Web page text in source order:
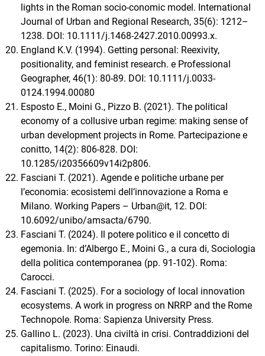
lights in the Roman socio-conomic model. International
Journal of Urban and Regional Research, 35(6): 1212–
1238. DOI: 10.1111/j.1468-2427.2010.00993.x.
England K.V. (1994). Getting personal: Reexivity,
positionality, and feminist research. e Professional
Geographer, 46(1): 80-89. DOI: 10.1111/j.0033-
0124.1994.00080
Esposto E., Moini G., Pizzo B. (2021). The political
economy of a collusive urban regime: making sense of
urban development projects in Rome. Partecipazione e
conitto, 14(2): 806-828. DOI:
10.1285/i20356609v14i2p806.
Fasciani T. (2021). Agende e politiche urbane per
l’economia: ecosistemi dell’innovazione a Roma e
Milano. Working Papers – Urban@it, 12. DOI:
10.6092/unibo/amsacta/6790.
Fasciani T. (2024). Il potere politico e il concetto di
egemonia. In: d’Albergo E., Moini G., a cura di, Sociologia
della politica contemporanea (pp. 91-102). Roma:
Carocci.
Fasciani T. (2025). For a sociology of local innovation
ecosystems. A work in progress on NRRP and the Rome
Technopole. Roma: Sapienza University Press.
Gallino L. (2023). Una civiltà in crisi. Contraddizioni del
capitalismo. Torino: Einaudi.